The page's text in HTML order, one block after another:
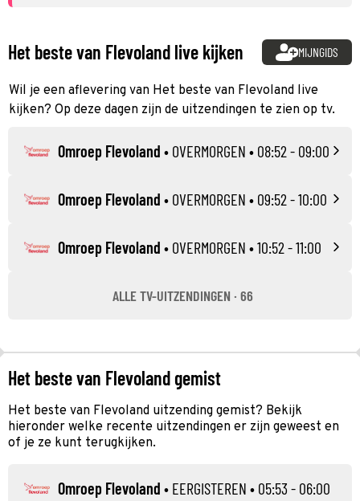
Het beste van Flevoland live kijken MIJNGIDS
Wil je een aflevering van Het beste van Flevoland live
kijken? Op deze dagen zijn de uitzendingen te zien op tv.
Omroep Flevoland • OVERMORGEN • 08:52 - 09:00
Omroep Flevoland • OVERMORGEN • 09:52 - 10:00
Omroep Flevoland • OVERMORGEN • 10:52 - 11:00
ALLE TV-UITZENDINGEN · 66
Het beste van Flevoland gemist
Het beste van Flevoland uitzending gemist? Bekijk
hieronder welke recente uitzendingen er zijn geweest en
of je ze kunt terugkijken.
Omroep Flevoland • EERGISTEREN • 05:53 - 06:00